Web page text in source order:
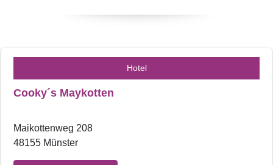
Hotel
Cooky´s Maykotten
Maikottenweg 208
48155 Münster